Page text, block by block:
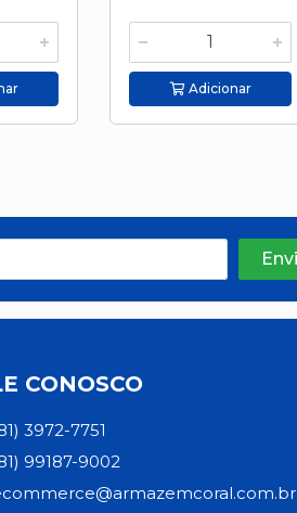
Adicionar
CONOSCO
3972-7751
99187-9002